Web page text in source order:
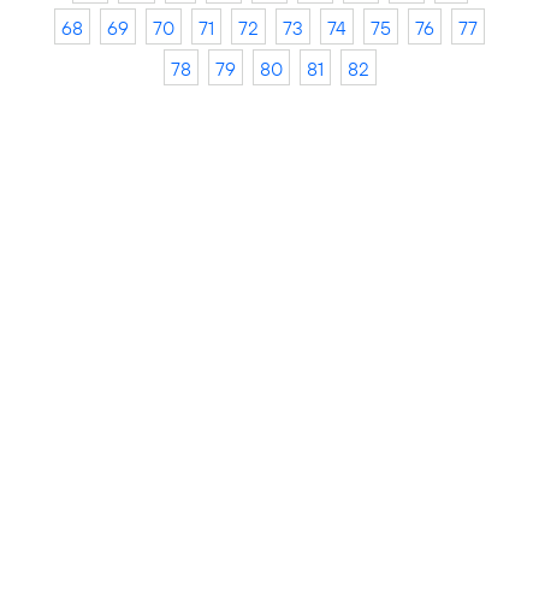
68
69 70 71 72 73 74 75 76
77
78
79 80 81 82